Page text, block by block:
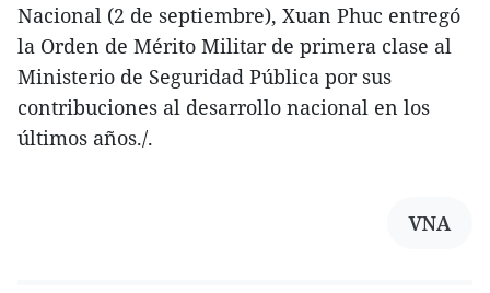
Nacional (2 de septiembre), Xuan Phuc entregó
la Orden de Mérito Militar de primera clase al
Ministerio de Seguridad Pública por sus
contribuciones al desarrollo nacional en los
últimos años./.
VNA